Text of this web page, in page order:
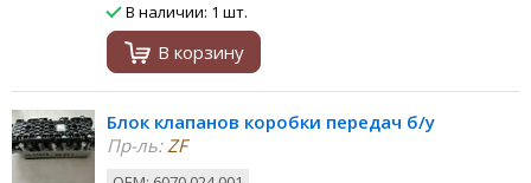
В наличии: 1 шт.
В корзину
Блок клапанов коробки передач б/у
Пр-ль:ZF